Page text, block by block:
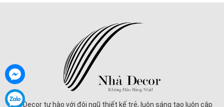
Nhà Decor tự hào với đội ngũ thiết kế trẻ, luôn sáng tạo luôn cập